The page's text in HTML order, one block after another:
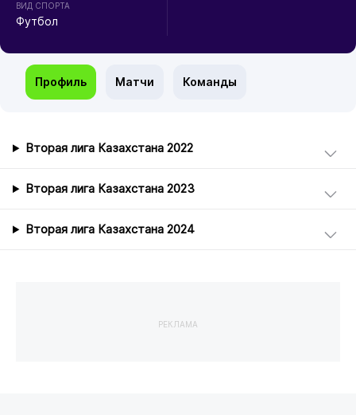
ВИД СПОРТА
Футбол
Профиль Матчи Команды
Вторая лига Казахстана 2022
Вторая лига Казахстана 2023
Вторая лига Казахстана 2024
РЕКЛАМА